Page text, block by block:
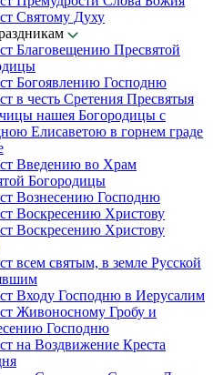
Святому Духу
Благовещению Пресвятой
Богоявлению Господню
в честь Сретения Пресвятыя
нашея Богородицы с
Елисаветою в горнем граде
Введению во Храм
Богородицы
Вознесению Господню
Воскресению Христову
Воскресению Христову
всем святым, в земле Русской
Входу Господню в Иерусалим
Живоносному Гробу и
Господню
на Воздвижение Креста